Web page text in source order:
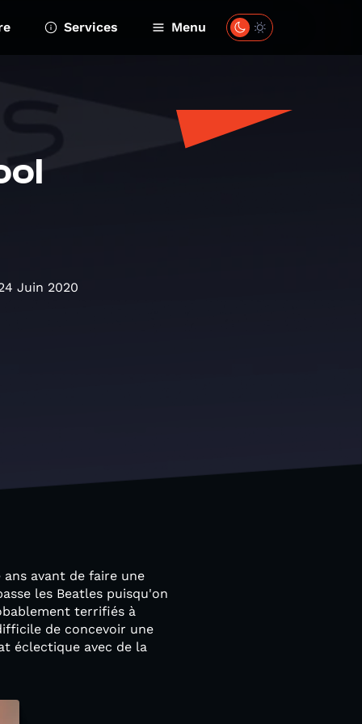
Services Menu
Juin 2020
avant de faire une
les Beatles puisqu'on
terrifiés à
de concevoir une
éclectique avec de la